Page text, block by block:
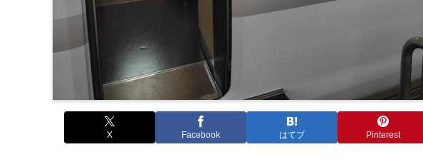
X Facebook はてブ Pinterest